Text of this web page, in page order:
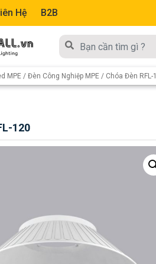
Hệ B2B
MPE / Đèn Công Nghiệp MPE / Chóa Đèn RFL-
120